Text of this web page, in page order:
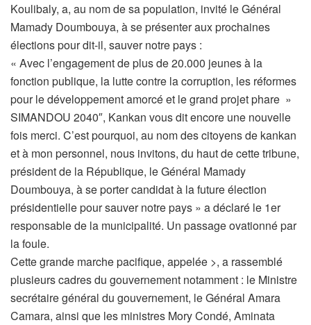
Koulibaly, a, au nom de sa population, invité le Général
Mamady Doumbouya, à se présenter aux prochaines
élections pour dit-il, sauver notre pays :
« Avec l’engagement de plus de 20.000 jeunes à la
fonction publique, la lutte contre la corruption, les réformes
pour le développement amorcé et le grand projet phare »
SIMANDOU 2040″, Kankan vous dit encore une nouvelle
fois merci. C’est pourquoi, au nom des citoyens de kankan
et à mon personnel, nous invitons, du haut de cette tribune,
président de la République, le Général Mamady
Doumbouya, à se porter candidat à la future élection
présidentielle pour sauver notre pays » a déclaré le 1er
responsable de la municipalité. Un passage ovationné par
la foule.
Cette grande marche pacifique, appelée >, a rassemblé
plusieurs cadres du gouvernement notamment : le Ministre
secrétaire général du gouvernement, le Général Amara
Camara, ainsi que les ministres Mory Condé, Aminata